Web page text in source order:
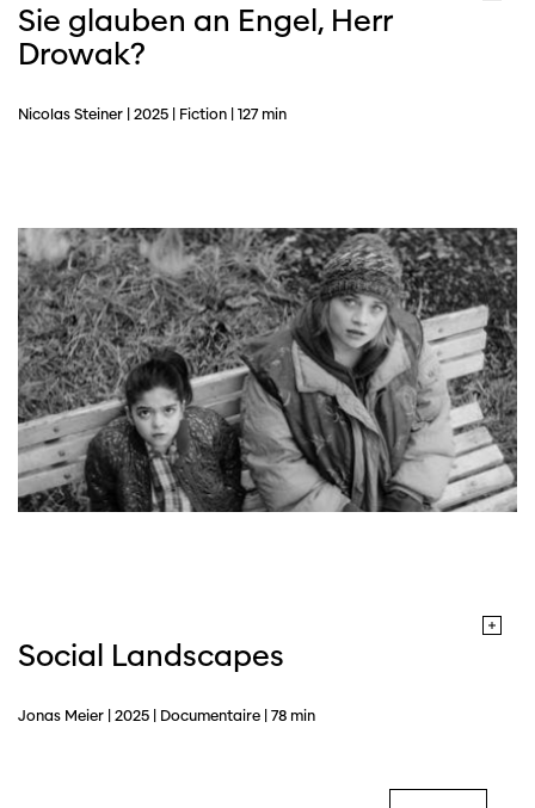
Sie glauben an Engel, Herr
Drowak?
Nicolas Steiner | 2025 | Fiction | 127 min
Social Landscapes
Jonas Meier | 2025 | Documentaire | 78 min